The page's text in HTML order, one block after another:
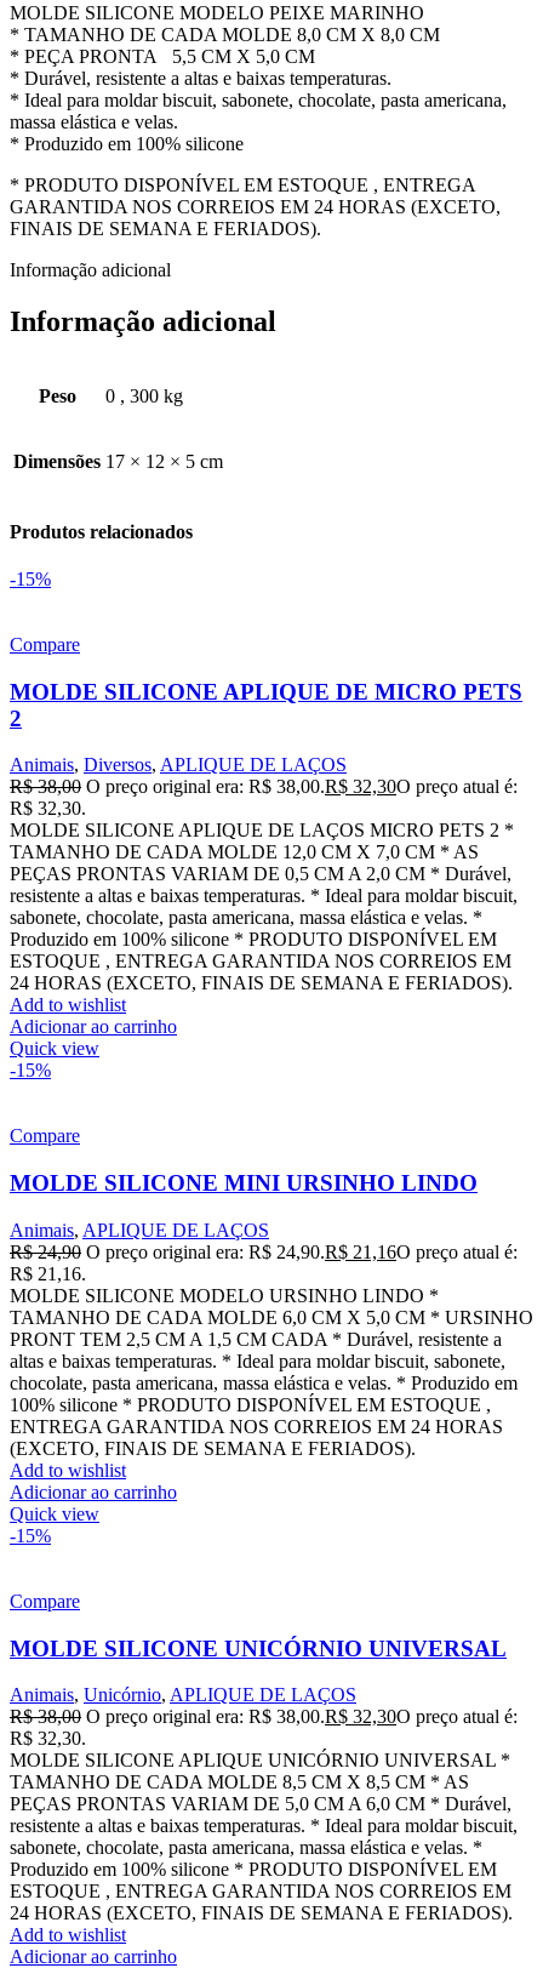
MOLDE SILICONE MODELO PEIXE MARINHO
* TAMANHO DE CADA MOLDE 8,0 CM X 8,0 CM
* PEÇA PRONTA 5,5 CM X 5,0 CM
* Durável, resistente a altas e baixas temperaturas.
* Ideal para moldar biscuit, sabonete, chocolate, pasta americana,
massa elástica e velas.
* Produzido em 100% silicone
* PRODUTO DISPONÍVEL EM ESTOQUE , ENTREGA
GARANTIDA NOS CORREIOS EM 24 HORAS (EXCETO,
FINAIS DE SEMANA E FERIADOS).
Informação adicional
Informação adicional
Peso 0 , 300 kg
Dimensões 17 × 12 × 5 cm
Produtos relacionados
-15%
Compare
MOLDE SILICONE APLIQUE DE MICRO PETS
2
Animais, Diversos, APLIQUE DE LAÇOS
R$38,00 O preço original era: R$ 38,00.R$ 32,30O preço atual é:
R$ 32,30.
MOLDE SILICONE APLIQUE DE LAÇOS MICRO PETS 2 *
TAMANHO DE CADA MOLDE 12,0 CM X 7,0 CM * AS
PEÇAS PRONTAS VARIAM DE 0,5 CM A 2,0 CM * Durável,
resistente a altas e baixas temperaturas. * Ideal para moldar biscuit,
sabonete, chocolate, pasta americana, massa elástica e velas. *
Produzido em 100% silicone * PRODUTO DISPONÍVEL EM
ESTOQUE , ENTREGA GARANTIDA NOS CORREIOS EM
24 HORAS (EXCETO, FINAIS DE SEMANA E FERIADOS).
Add to wishlist
Adicionar ao carrinho
Quick view
-15%
Compare
MOLDE SILICONE MINI URSINHO LINDO
Animais, APLIQUE DE LAÇOS
R$24,90 O preço original era: R$ 24,90.R$ 21,16O preço atual é:
R$ 21,16.
MOLDE SILICONE MODELO URSINHO LINDO *
TAMANHO DE CADA MOLDE 6,0 CM X 5,0 CM * URSINHO
PRONT TEM 2,5 CM A 1,5 CM CADA * Durável, resistente a
altas e baixas temperaturas. * Ideal para moldar biscuit, sabonete,
chocolate, pasta americana, massa elástica e velas. * Produzido em
100% silicone * PRODUTO DISPONÍVEL EM ESTOQUE ,
ENTREGA GARANTIDA NOS CORREIOS EM 24 HORAS
(EXCETO, FINAIS DE SEMANA E FERIADOS).
Add to wishlist
Adicionar ao carrinho
Quick view
-15%
Compare
MOLDE SILICONE UNICÓRNIO UNIVERSAL
Animais, Unicórnio, APLIQUE DE LAÇOS
R$38,00 O preço original era: R$ 38,00.R$ 32,30O preço atual é:
R$ 32,30.
MOLDE SILICONE APLIQUE UNICÓRNIO UNIVERSAL *
TAMANHO DE CADA MOLDE 8,5 CM X 8,5 CM * AS
PEÇAS PRONTAS VARIAM DE 5,0 CM A 6,0 CM * Durável,
resistente a altas e baixas temperaturas. * Ideal para moldar biscuit,
sabonete, chocolate, pasta americana, massa elástica e velas. *
Produzido em 100% silicone * PRODUTO DISPONÍVEL EM
ESTOQUE , ENTREGA GARANTIDA NOS CORREIOS EM
24 HORAS (EXCETO, FINAIS DE SEMANA E FERIADOS).
Add to wishlist
Adicionar ao carrinho